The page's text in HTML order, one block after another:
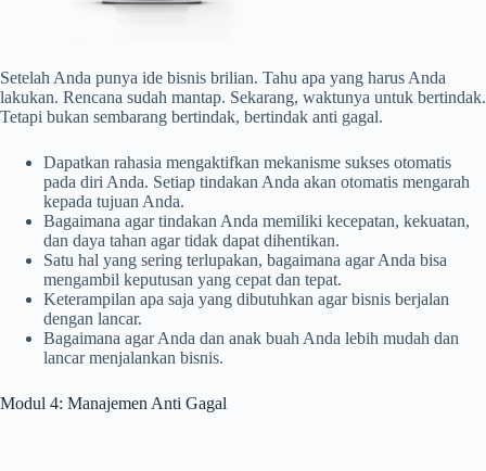
Setelah Anda punya ide bisnis brilian. Tahu apa yang harus Anda
lakukan. Rencana sudah mantap. Sekarang, waktunya untuk bertindak.
Tetapi bukan sembarang bertindak, bertindak anti gagal.
Dapatkan rahasia mengaktifkan mekanisme sukses otomatis
pada diri Anda. Setiap tindakan Anda akan otomatis mengarah
kepada tujuan Anda.
Bagaimana agar tindakan Anda memiliki kecepatan, kekuatan,
dan daya tahan agar tidak dapat dihentikan.
Satu hal yang sering terlupakan, bagaimana agar Anda bisa
mengambil keputusan yang cepat dan tepat.
Keterampilan apa saja yang dibutuhkan agar bisnis berjalan
dengan lancar.
Bagaimana agar Anda dan anak buah Anda lebih mudah dan
lancar menjalankan bisnis.
Modul 4: Manajemen Anti Gagal